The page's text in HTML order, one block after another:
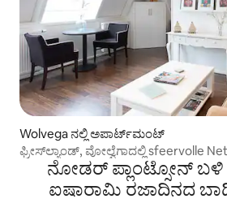
Wolvega ನಲ್ಲಿ ಅಪಾರ್ಟ್‌ಮಂಟ್
ನೋಡರ್ ಪ್ಲಾಂಟ್ಸೋನ್
ಐಷಾರಾಮಿ ರಜಾದಿನದ